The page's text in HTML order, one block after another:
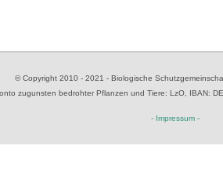
© Copyright 2010 - 2021 - Biologische
zugunsten bedrohter Pflanzen und Tiere: LzO, IBAN: D
- Impressum -